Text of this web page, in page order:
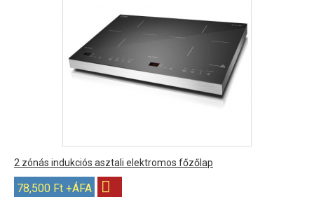
2 zónás indukciós asztali elektromos főzőlap
78,500 Ft +ÁFA